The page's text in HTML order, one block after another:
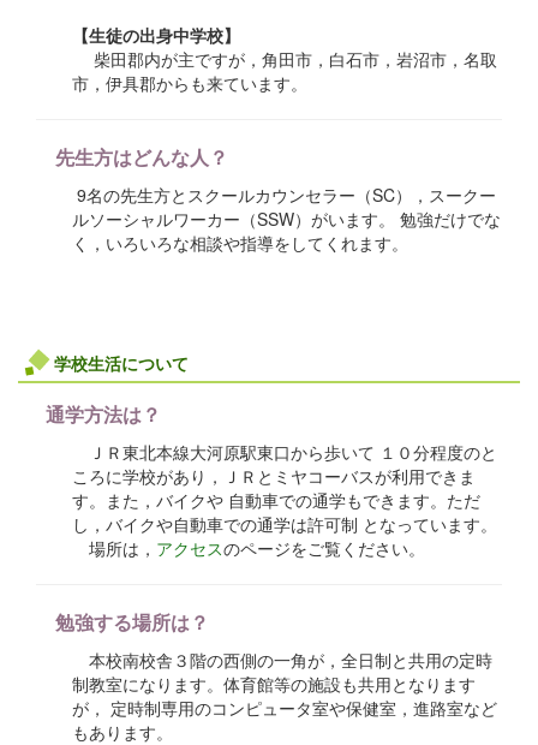
【生徒の出身中学校】
柴田郡内が主ですが，角田市，白石市，岩沼市，名取
市，伊具郡からも来ています。
先生方はどんな人？
9名の先生方とスクールカウンセラー（SC），スークー
ルソーシャルワーカー（SSW）がいます。 勉強だけでな
く，いろいろな相談や指導をしてくれます。
学校生活について
通学方法は？
ＪＲ東北本線大河原駅東口から歩いて １０分程度のと
ころに学校があり，ＪＲとミヤコーバスが利用できま
す。また，バイクや 自動車での通学もできます。ただ
し，バイクや自動車での通学は許可制 となっています。
場所は， アクセスのページをご覧ください。
勉強する場所は？
本校南校舎３階の西側の一角が，全日制と共用の定時
制教室になります。体育館等の施設も共用となります
が， 定時制専用のコンピュータ室や保健室，進路室など
もあります。